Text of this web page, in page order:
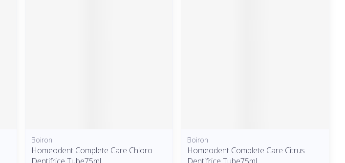
Boiron
Homeodent Complete Care Chloro
Boiron
Homeodent Complete Care Citrus